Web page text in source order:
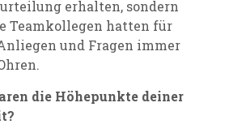
erhalten, sondern
Teamkollegen hatten für
und Fragen immer
die Höhepunkte deiner